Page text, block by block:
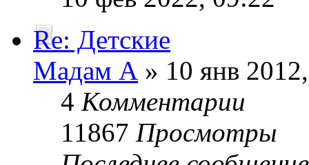
Re: Детские
Мадам А » 10 янв
4 Комментарии
11867 Просмотры